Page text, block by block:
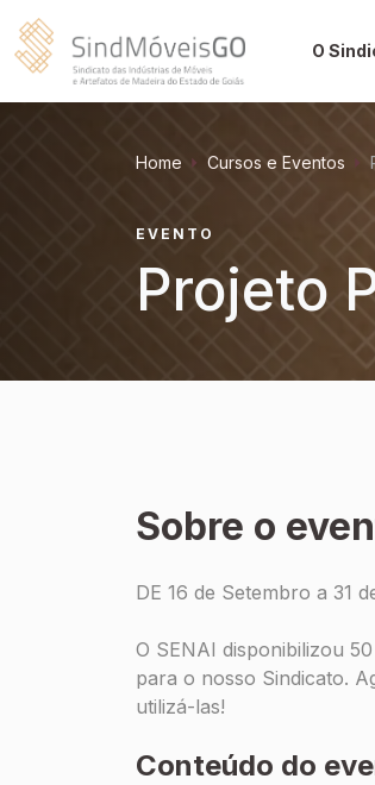
O
Home Cursos e Eventos
EVENTO
Projeto
Sobre o
DE 16 de Setembro a 31
O SENAI disponibilizou
para o nosso Sindicato.
utilizá-las!
Conteúdo do